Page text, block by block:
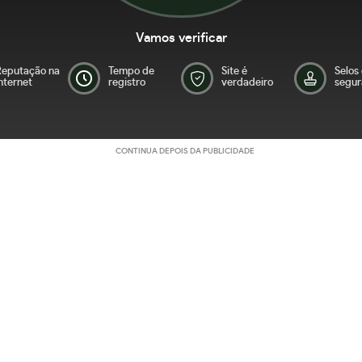
Vamos verificar
na
Tempo de
registro
Site é
verdadeiro
Selos
CONTINUA DEPOIS DA PUBLICIDADE